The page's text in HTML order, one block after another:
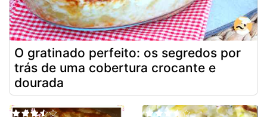
O gratinado perfeito: os segredos por
trás de uma cobertura crocante e
dourada